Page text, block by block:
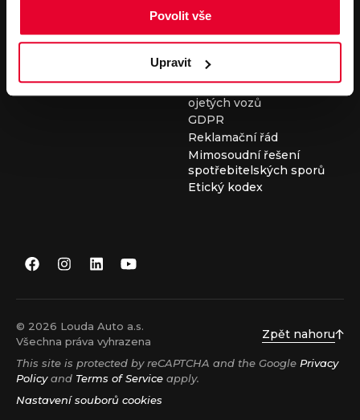
Povolit vše
Upravit
vozidel
Všeobecné obchodní
podmínky pro provádění
servisních prací
Všeobecné obchodní
podmínky při nákupu
ojetých vozů
GDPR
Reklamační řád
Mimosoudní řešení
spotřebitelských sporů
Etický kodex
© 2026 Louda Auto a.s.
Všechna práva vyhrazena
Zpět nahoru
This site is protected by reCAPTCHA and the Google Privacy
Policyand Terms of Service apply.
Nastavení souborů cookies